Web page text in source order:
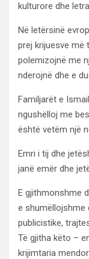
kulturore dhe
Në letërsinë
prej krijuesve më
polemizojnë me
nderojnë dhe e
Familjarët e
ngushëlloj me
është vetëm një
Emri i tij dhe
janë emër dhe
E gjithmonshme
e shumëllojshme
publicistike,
Të gjitha këto –
krijimtaria